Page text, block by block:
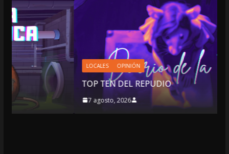
LOCALES
TOP TEN DEL REPUDIO
7 agosto, 2026